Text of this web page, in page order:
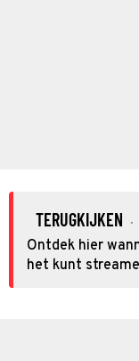
TERUGKIJKEN ·
Ontdek hier
het kunt